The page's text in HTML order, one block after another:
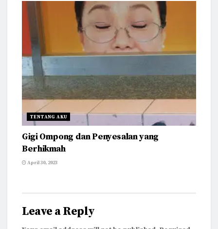
TENTANG AKU
Gigi Ompong dan Penyesalan yang
Berhikmah
April 30, 2023
Leave a Reply